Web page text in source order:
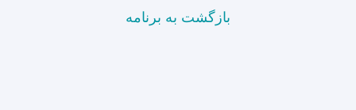
بازگشت به برنامه